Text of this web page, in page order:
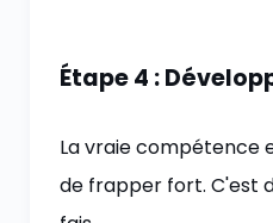
Étape 4 :
La vraie compétence
de frapper fort. C'est